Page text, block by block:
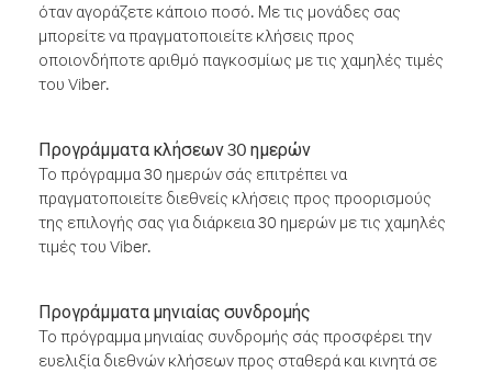
όταν αγοράζετε κάποιο ποσό. Με τις μονάδες σας
μπορείτε να πραγματοποιείτε κλήσεις προς
οποιονδήποτε αριθμό παγκοσμίως με τις χαμηλές τιμές
του Viber.
Προγράμματα κλήσεων 30 ημερών
Το πρόγραμμα 30 ημερών σάς επιτρέπει να
πραγματοποιείτε διεθνείς κλήσεις προς προορισμούς
της επιλογής σας για διάρκεια 30 ημερών με τις χαμηλές
τιμές του Viber.
Προγράμματα μηνιαίας συνδρομής
Το πρόγραμμα μηνιαίας συνδρομής σάς προσφέρει την
ευελιξία διεθνών κλήσεων προς σταθερά και κινητά σε